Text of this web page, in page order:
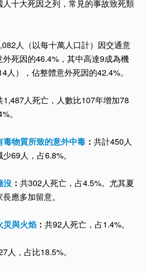
十大死因之列，常見的事故致死類
人（以每十萬人口計）因交通意
死因的46.4%，其中高達9成為機
人），佔整體意外死因的42.4%。
1,487人死亡，人數比107年增加78
。
毒物質所致的意外中毒： 共計450人
69人，占6.8%。
沒 ： 共302人死亡，占4.5%。尤其夏
應多加留意。
災與火焰： 共92人死亡，占1.4%。
人，占比18.5%。